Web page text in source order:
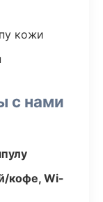
кожи
с нами
кофе, Wi-